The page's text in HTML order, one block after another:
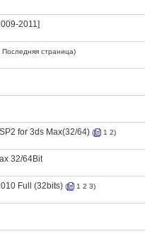
2011]
Последняя страница)
for 3ds Max(32/64) ( 1 2)
32/64Bit
Full (32bits) ( 1 2 3)